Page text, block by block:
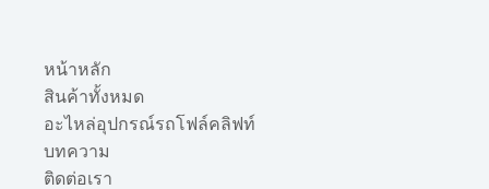
หน้าหลัก
สินค้าทั้งหมด
อะไหล่อุปกรณ์รถโฟล์คลิฟท์
บทความ
ติดต่อเรา